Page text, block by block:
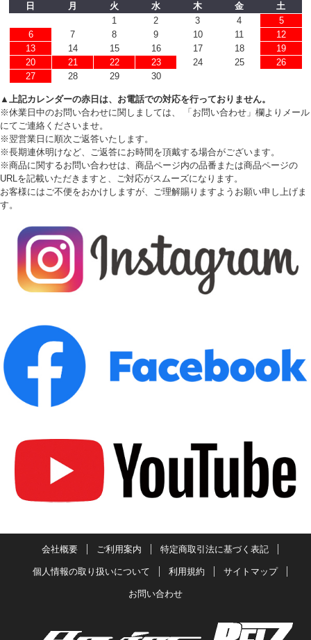
日
月 火 水 木 金
土
1
2 3 4
5
6
7 8 9 10 11
12
13
14 15 16 17 18
19
20
21 22 23 24 25
26
27
28 29 30
▲上記カレンダーの赤日は、お電話での対応を行っておりません。
※休業日中のお問い合わせに関しましては、 「お問い合わせ」欄よりメール
にてご連絡くださいませ。
※翌営業日に順次ご返答いたします。
※長期連休明けなど、ご返答にお時間を頂戴する場合がございます。
※商品に関するお問い合わせは、商品ページ内の品番または商品ページの
URLを記載いただきますと、ご対応がスムーズになります。
お客様にはご不便をおかけしますが、ご理解賜りますようお願い申し上げま
す。
会社概要 ご利用案内 特定商取引法に基づく表記
個人情報の取り扱いについて 利用規約 サイトマップ
お問い合わせ